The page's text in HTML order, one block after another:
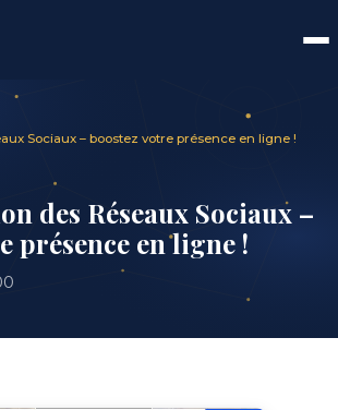
Sociaux – boostez votre présence en ligne !
des Réseaux Sociaux –
présence en ligne !